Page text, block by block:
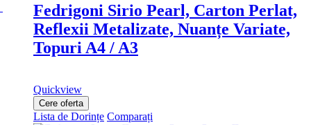
Fedrigoni Sirio Pearl, Carton Perlat,
Reflexii Metalizate, Nuanțe Variate,
Topuri A4 / A3
Quickview
Cere oferta
Lista de Dorințe Comparați